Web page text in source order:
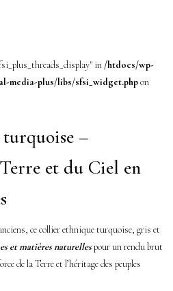
in /htdocs/wp-
media-plus/libs/sfsi_widget.phpon
–
et du Ciel en
ce collier ethnique turquoise, gris et
et matières naturellespour un rendu brut
de la Terre et l’héritage des peuples